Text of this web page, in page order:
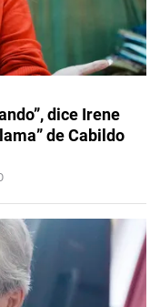
dice Irene
de Cabildo